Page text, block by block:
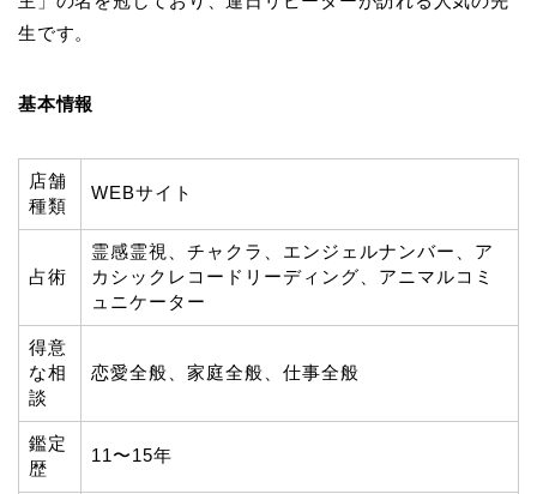
生です。
基本情報
店舗
種類
WEBサイト
占術
霊感霊視、チャクラ、エンジェルナンバー、ア
カシックレコードリーディング、アニマルコミ
ュニケーター
得意
な相
談
恋愛全般、家庭全般、仕事全般
鑑定
歴
11〜15年